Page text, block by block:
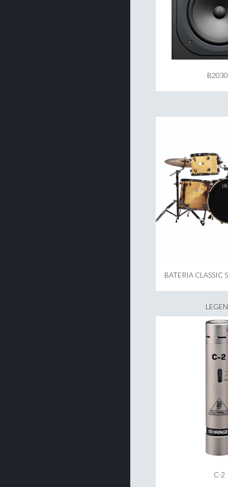
BATERIA CLASSIC
C-2